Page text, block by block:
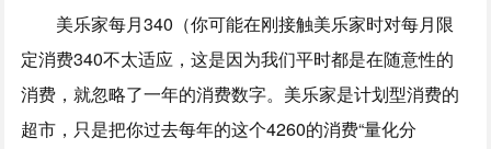
美乐家每月340（你可能在刚接触美乐家时对每月限
定消费340不太适应，这是因为我们平时都是在随意性的
消费，就忽略了一年的消费数字。美乐家是计划型消费的
超市，只是把你过去每年的这个4260的消费“量化分